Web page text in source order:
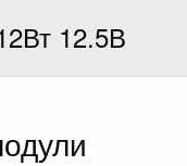
12.5В